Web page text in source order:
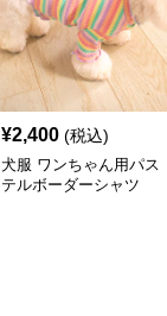
¥2,400 (税込)
犬服 ワンちゃん用パス
テルボーダーシャツ